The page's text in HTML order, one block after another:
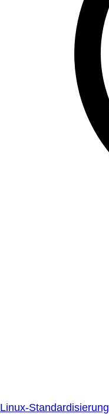
Linux-Standardisierung